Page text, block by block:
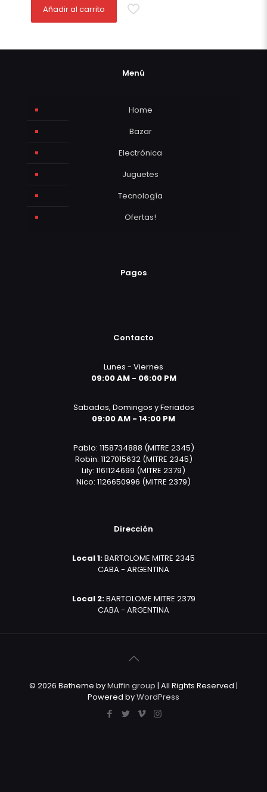
Añadir al carrito
Menú
Home
Bazar
Electrónica
Juguetes
Tecnología
Ofertas!
Pagos
Contacto
Lunes - Viernes
09:00 AM - 06:00 PM
Sabados, Domingos y Feriados
09:00 AM - 14:00 PM
Pablo: 1158734888 (MITRE 2345)
Robin: 1127015632 (MITRE 2345)
Lily: 1161124699 (MITRE 2379)
Nico: 1126650996 (MITRE 2379)
Dirección
Local 1:BARTOLOME MITRE 2345
CABA - ARGENTINA
Local 2:BARTOLOME MITRE 2379
CABA - ARGENTINA
© 2026 Betheme byMuffin group | All Rights Reserved |
Powered byWordPress